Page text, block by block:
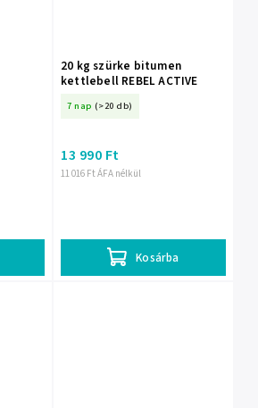
20 kg szürke bitumen
kettlebell REBEL ACTIVE
7 nap (>20 db)
11 016 Ft ÁFA nélkül
13 990 Ft
Kosárba